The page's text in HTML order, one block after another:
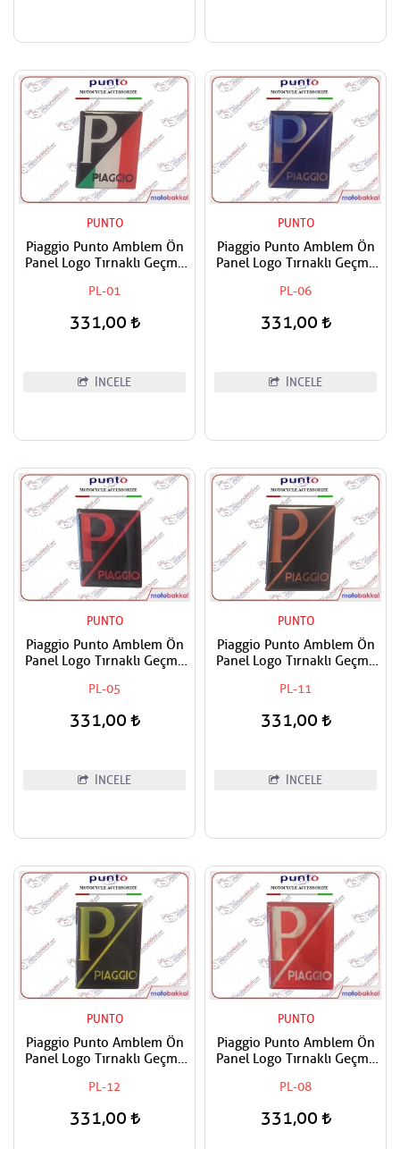
PUNTO
Piaggio Punto Amblem Ön
Panel Logo Tırnaklı Geçme
Bayrak Renkleri
PL-01
331,00
İNCELE
PUNTO
Piaggio Punto Amblem Ön
Panel Logo Tırnaklı Geçme
mavi-Gümüş
PL-06
331,00
İNCELE
PUNTO
Piaggio Punto Amblem Ön
Panel Logo Tırnaklı Geçme
Kırmızı
PL-05
331,00
İNCELE
PUNTO
Piaggio Punto Amblem Ön
Panel Logo Tırnaklı Geçme
Oranj
PL-11
331,00
İNCELE
PUNTO
Piaggio Punto Amblem Ön
Panel Logo Tırnaklı Geçme
Sarı
PL-12
331,00
PUNTO
Piaggio Punto Amblem Ön
Panel Logo Tırnaklı Geçme
Gümüş
PL-08
331,00